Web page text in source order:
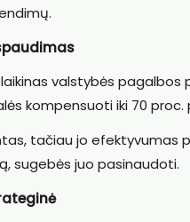
valstybės
kompensuoti iki 70 proc.
tačiau jo efektyvumas
sugebės juo pasinaudoti.